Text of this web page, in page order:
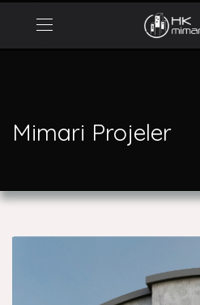
Mimari Projeler